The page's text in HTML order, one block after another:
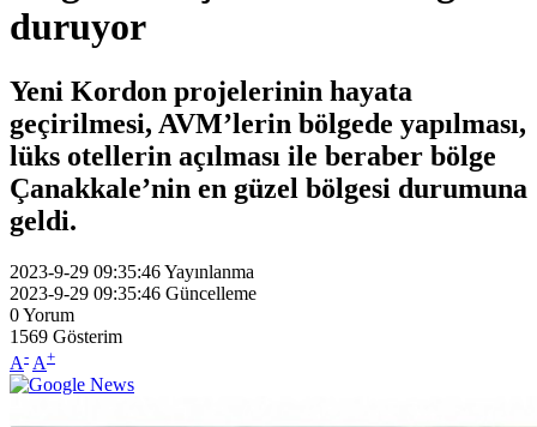
duruyor
Yeni Kordon projelerinin hayata
geçirilmesi, AVM’lerin bölgede yapılması,
lüks otellerin açılması ile beraber bölge
Çanakkale’nin en güzel bölgesi durumuna
geldi.
2023-9-29 09:35:46Yayınlanma
2023-9-29 09:35:46 Güncelleme
0Yorum
1569 Gösterim
A- A+